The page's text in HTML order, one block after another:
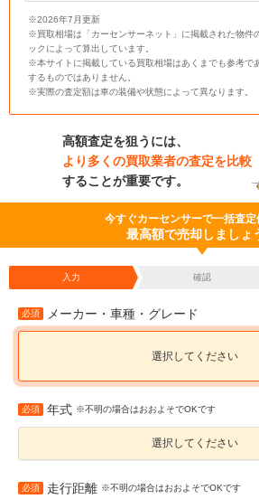
※2026年7月更新
※買取相場は「カーセンサーネット」に掲載された物件
ックによって算出しています。
※本サイトに掲載している買取相場はあくまでも参考で
するものではありません。
※実際の査定額は車の装備や状態によって異なります。
高額査定を狙うには、
より多くの買取業者の査定を比較
することが重要です。
今すぐカーセンサーで一括査定
最高額で売却しましょ
入力 確認
必須 メーカー・車種・グレード
選択してください
必須 年式 ※不明の場合はおおよそでOKです
選択してください
必須 走行距離 ※不明の場合はおおよそでOKです